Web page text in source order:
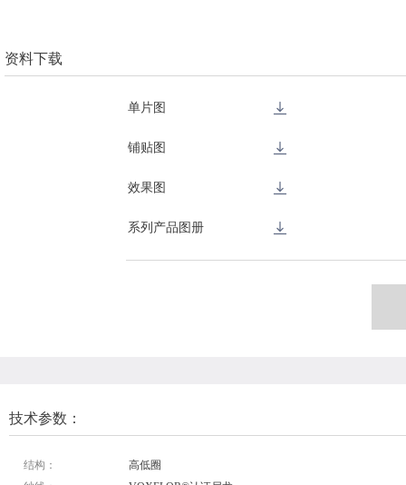
资料下载
单片图
铺贴图
效果图
系列产品图册
技术参数：
结构：
高低圈